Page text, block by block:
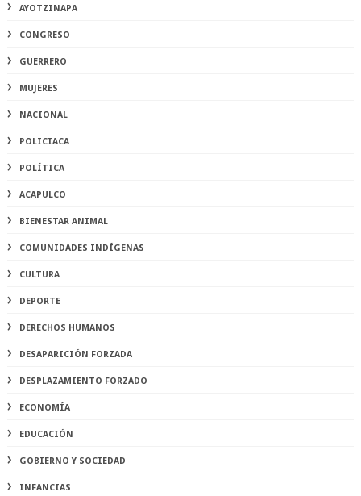
AYOTZINAPA
CONGRESO
GUERRERO
MUJERES
NACIONAL
POLICIACA
POLÍTICA
ACAPULCO
BIENESTAR ANIMAL
COMUNIDADES INDÍGENAS
CULTURA
DEPORTE
DERECHOS HUMANOS
DESAPARICIÓN FORZADA
DESPLAZAMIENTO FORZADO
ECONOMÍA
EDUCACIÓN
GOBIERNO Y SOCIEDAD
INFANCIAS